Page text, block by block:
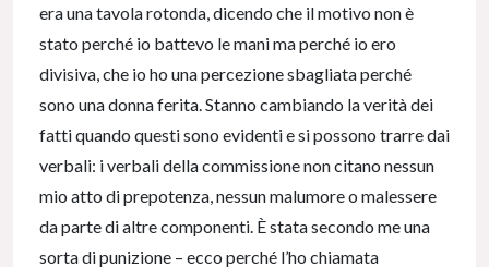
era una tavola rotonda, dicendo che il motivo non è
stato perché io battevo le mani ma perché io ero
divisiva, che io ho una percezione sbagliata perché
sono una donna ferita. Stanno cambiando la verità dei
fatti quando questi sono evidenti e si possono trarre dai
verbali: i verbali della commissione non citano nessun
mio atto di prepotenza, nessun malumore o malessere
da parte di altre componenti. È stata secondo me una
sorta di punizione – ecco perché l’ho chiamata